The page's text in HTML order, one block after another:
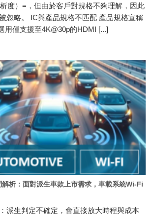
度）=，但由於客戶對規格不夠理解，因此
忽略。 IC與產品規格不匹配 產品規格宣稱
用僅支援至4K@30p的HDMI [...]
析：面對派生車款上市需求，車載系統Wi-Fi
派生判定不確定，會直接放大時程與成本